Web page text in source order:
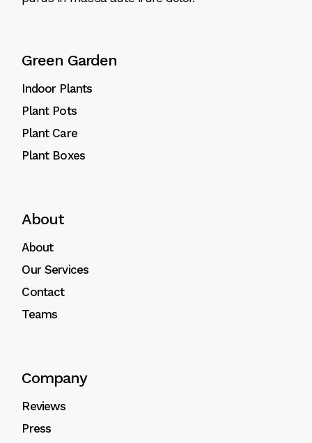
Green Garden
Indoor Plants
Plant Pots
Plant Care
Plant Boxes
About
About
Our Services
Contact
Teams
Company
Reviews
Press